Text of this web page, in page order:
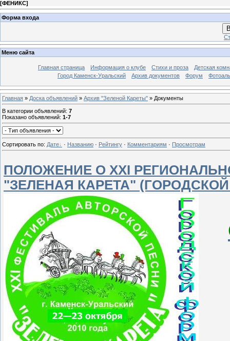
[ФЕНИКС]
Форма входа
Меню сайта
Главная страница Информация о клубе Стихи и проза
Детская
Город Каменск-Уральский
Архив документов Форум
Главная » Доска объявлений » Архив "Зеленой Кареты" » Документы
В категории объявлений: 7
Показано объявлений: 1-7
Сортировать по: Дате · Названию · Рейтингу · Комментариям · Просмотрам
ПОЛОЖЕНИЕ О XXI
"ЗЕЛЕНАЯ КАРЕТА"